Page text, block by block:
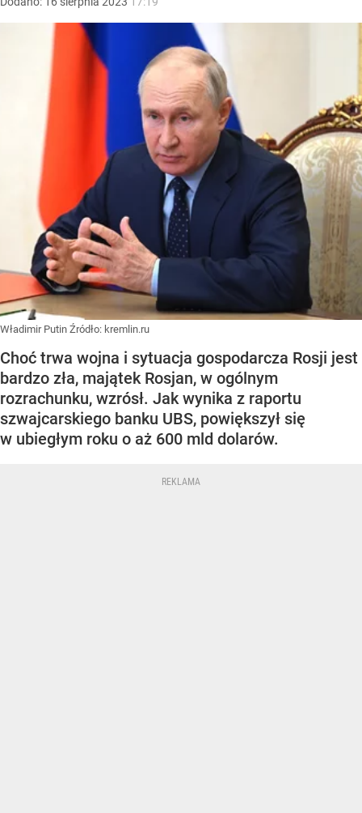
Władimir Putin Źródło: kremlin.ru
Choć trwa wojna i sytuacja gospodarcza Rosji jest
bardzo zła, majątek Rosjan, w ogólnym
rozrachunku, wzrósł. Jak wynika z raportu
szwajcarskiego banku UBS, powiększył się
w ubiegłym roku o aż 600 mld dolarów.